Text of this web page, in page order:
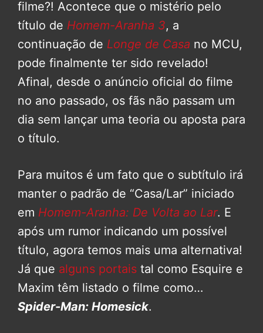
filme?! Acontece que o mistério pelo
título de Homem-Aranha 3, a
continuação de Longe de Casa no MCU,
pode finalmente ter sido revelado!
Afinal, desde o anúncio oficial do filme
no ano passado, os fãs não passam um
dia sem lançar uma teoria ou aposta para
o título.
Para muitos é um fato que o subtítulo irá
manter o padrão de “Casa/Lar” iniciado
em Homem-Aranha: De Volta ao Lar. E
após um rumor indicando um possível
título, agora temos mais uma alternativa!
Já que alguns portais tal como Esquire e
Maxim têm listado o filme como…
Spider-Man: Homesick.